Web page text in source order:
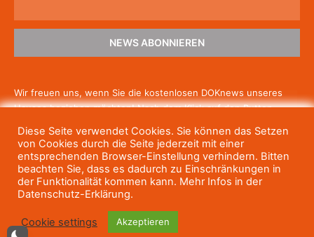
NEWS ABONNIEREN
Wir freuen uns, wenn Sie die kostenlosen DOKnews unseres
Hauses beziehen möchten! Nach dem Klick auf den Button
um die Newsletter-Anmeldung abzuschließen. Wenn Sie unsere
Gratis-News irgendwann nicht mehr erhalten wollen, können
Siesich jederzeit einfach wieder abmelden.
Diese Seite verwendet Cookies. Sie können das Setzen
von Cookies durch die Seite jederzeit mit einer
entsprechenden Browser-Einstellung verhindern. Bitten
beachten Sie, dass es dadurch zu Einschränkungen in
der Funktionalität kommen kann. Mehr Infos in der
Datenschutz-Erklärung.
Cookie settings Akzeptieren